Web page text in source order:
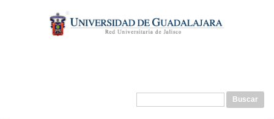
contenido
principal
Formulario de búsqueda
Buscar